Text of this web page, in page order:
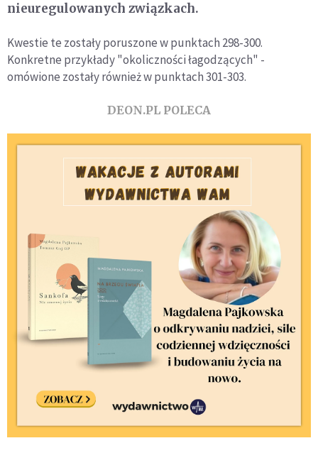
nieuregulowanych związkach.
Kwestie te zostały poruszone w punktach 298-300.
Konkretne przykłady "okoliczności łagodzących" -
omówione zostały również w punktach 301-303.
DEON.PL POLECA